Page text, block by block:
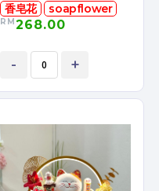
香皂花
soapflower
RM268.00
- +